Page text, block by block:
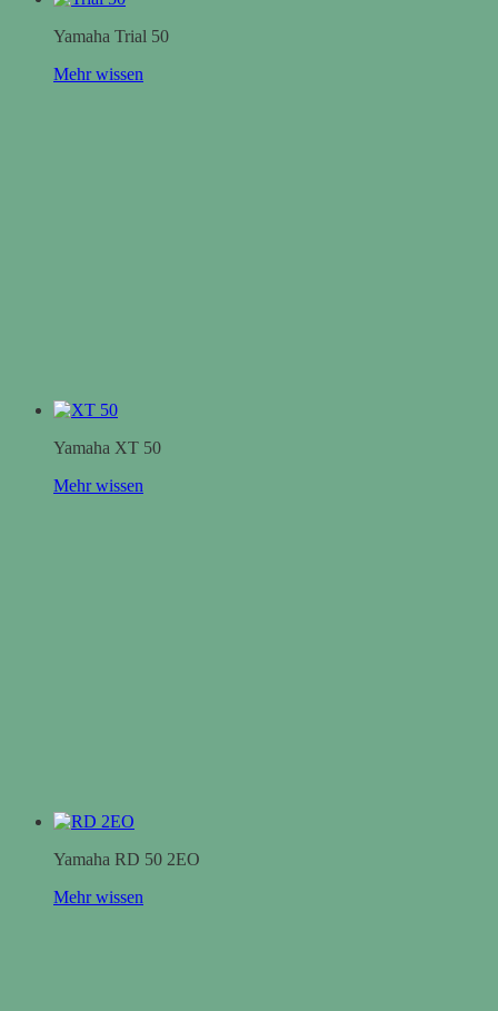
Yamaha Trial 50
Mehr wissen
Yamaha XT 50
Mehr wissen
Yamaha RD 50 2EO
Mehr wissen